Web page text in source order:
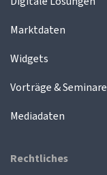
Marktdaten
Widgets
Vorträge & Seminare
Mediadaten
Rechtliches